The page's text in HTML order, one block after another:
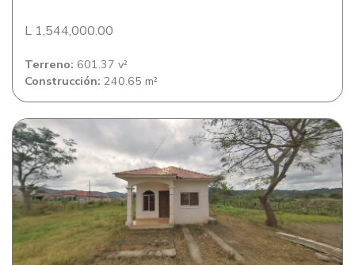
L 1,544,000.00
Terreno: 601.37 v²
Construcción: 240.65 m²
Lote de terreno en Colonia Santa Martha